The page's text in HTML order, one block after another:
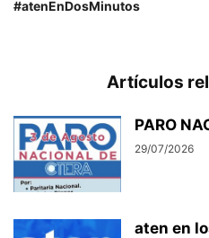
#atenEnDosMinutos
Artículos
PARO
29/07/2026
aten en